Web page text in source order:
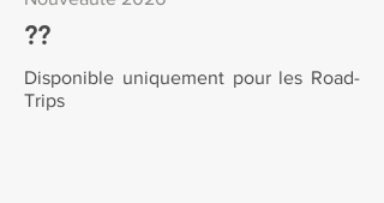
??
Disponible uniquement pour les Road-
Trips